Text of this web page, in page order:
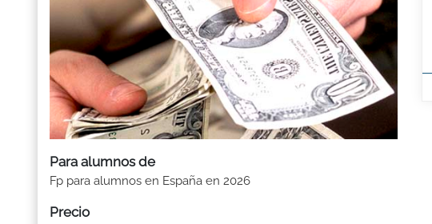
Para alumnos de
Fp para alumnos en España en 2026
Precio